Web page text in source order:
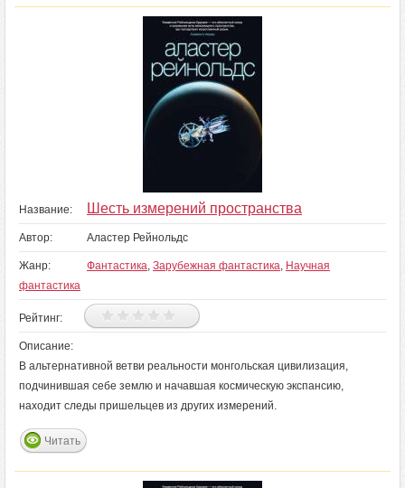
Название: Шесть измерений пространства
Автор: Аластер Рейнольдс
Жанр: Фантастика, Зарубежная фантастика, Научная
фантастика
Рейтинг:
Описание:
В альтернативной ветви реальности монгольская цивилизация,
подчинившая себе землю и начавшая космическую экспансию,
находит следы пришельцев из других измерений.
Читать